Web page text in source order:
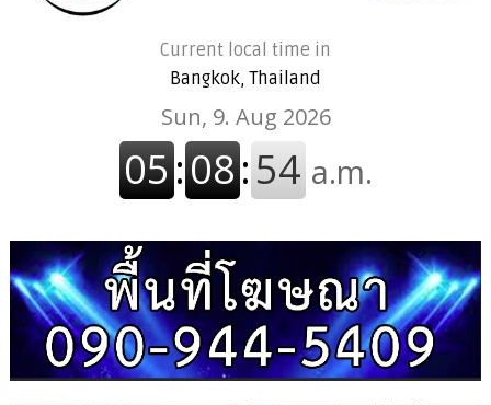
Current local time in
Bangkok, Thailand